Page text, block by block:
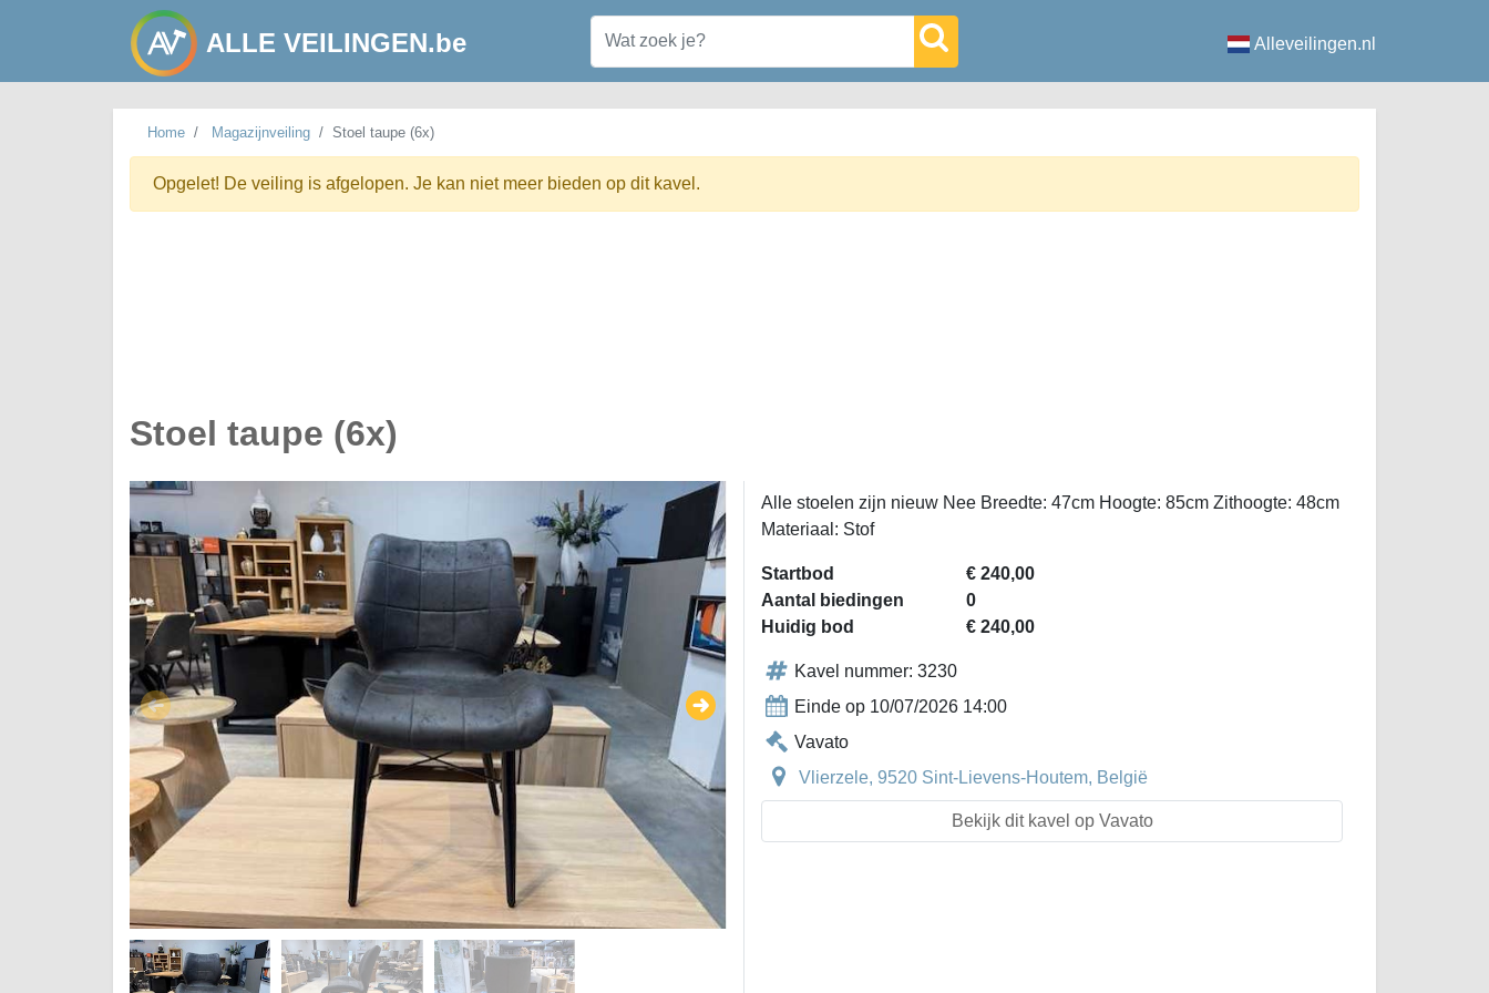
ALLE VEILINGEN.be Alleveilingen.nl
Home Magazijnveiling Stoel taupe (6x)
Opgelet! De veiling is afgelopen. Je kan niet meer bieden op dit kavel.
Stoel taupe (6x)
Alle stoelen zijn nieuw Nee Breedte: 47cm Hoogte: 85cm Zithoogte: 48cm
Materiaal: Stof
Startbod
€ 240,00
Aantal biedingen
0
Huidig bod
€ 240,00
Kavel nummer: 3230
Einde op 10/07/2026 14:00
Vavato
Vlierzele, 9520 Sint-Lievens-Houtem, België
Bekijk dit kavel op Vavato